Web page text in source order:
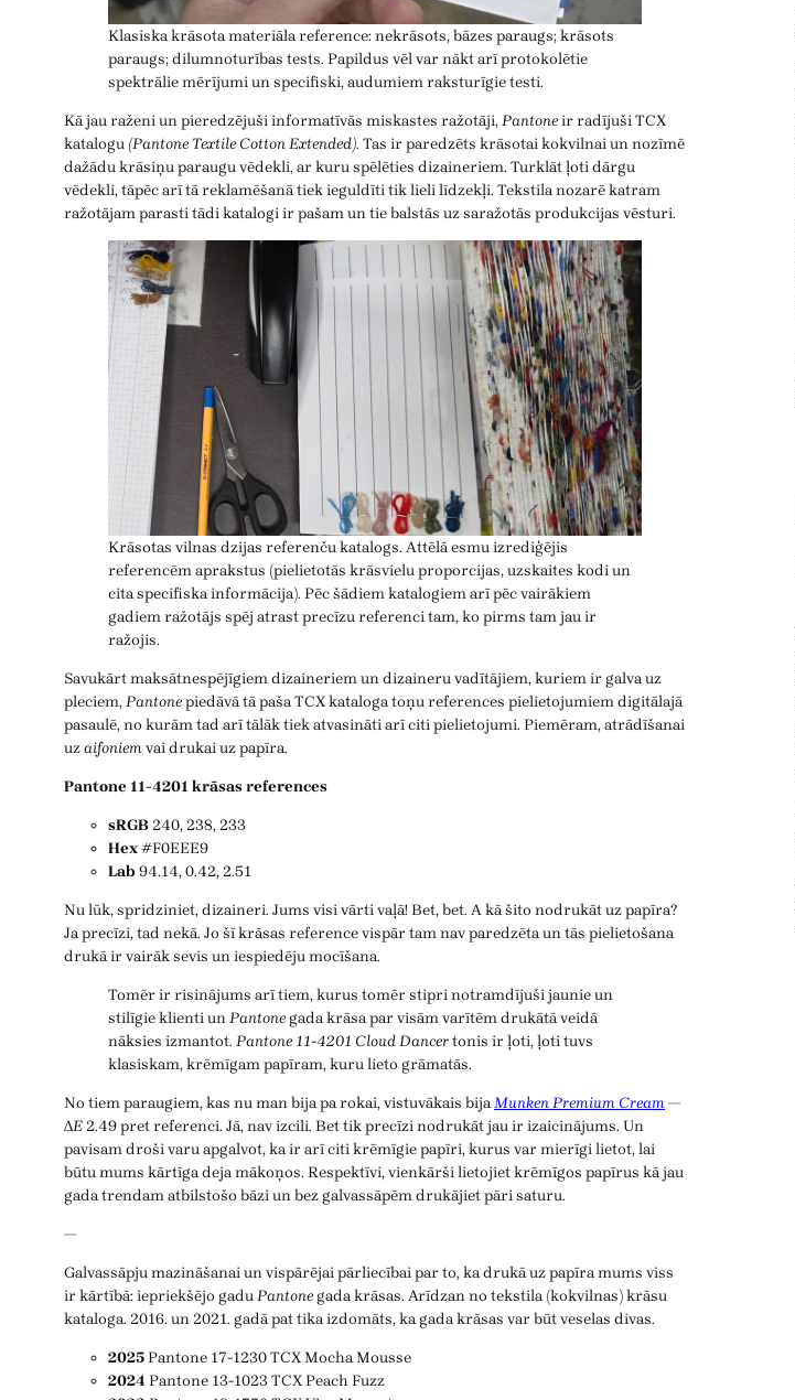
Klasiska krāsota materiāla reference: nekrāsots, bāzes paraugs; krāsots
paraugs; dilumnoturības tests. Papildus vēl var nākt arī protokolētie
spektrālie mērījumi un specifiski, audumiem raksturīgie testi.
Kā jau raženi un pieredzējuši informatīvās miskastes ražotāji,Pantoneir radījuši TCX
katalogu (Pantone Textile Cotton Extended). Tas ir paredzēts krāsotai kokvilnai un nozīmē
dažādu krāsiņu paraugu vēdekli, ar kuru spēlēties dizaineriem. Turklāt ļoti dārgu
vēdekli, tāpēc arī tā reklamēšanā tiek ieguldīti tik lieli līdzekļi. Tekstila nozarē katram
ražotājam parasti tādi katalogi ir pašam un tie balstās uz saražotās produkcijas vēsturi.
Krāsotas vilnas dzijas referenču katalogs. Attēlā esmu izrediģējis
referencēm aprakstus (pielietotās krāsvielu proporcijas, uzskaites kodi un
cita specifiska informācija). Pēc šādiem katalogiem arī pēc vairākiem
gadiem ražotājs spēj atrast precīzu referenci tam, ko pirms tam jau ir
ražojis.
Savukārt maksātnespējīgiem dizaineriem un dizaineru vadītājiem, kuriem ir galva uz
pleciem,Pantonepiedāvā tā paša TCX kataloga toņu references pielietojumiem digitālajā
pasaulē, no kurām tad arī tālāk tiek atvasināti arī citi pielietojumi. Piemēram, atrādīšanai
uzaifoniemvai drukai uz papīra.
Pantone 11-4201 krāsas references
sRGB240, 238, 233
Hex#F0EEE9
Lab94.14, 0.42, 2.51
Nu lūk, spridziniet, dizaineri. Jums visi vārti vaļā! Bet, bet. A kā šito nodrukāt uz papīra?
Ja precīzi, tad nekā. Jo šī krāsas reference vispār tam nav paredzēta un tās pielietošana
drukā ir vairāk sevis un iespiedēju mocīšana.
Tomēr ir risinājums arī tiem, kurus tomēr stipri notramdījuši jaunie un
stilīgie klienti unPantonegada krāsa par visām varītēm drukātā veidā
nāksies izmantot. Pantone 11-4201 Cloud Dancertonis ir ļoti, ļoti tuvs
klasiskam, krēmīgam papīram, kuru lieto grāmatās.
No tiem paraugiem, kas nu man bija pa rokai, vistuvākais bijaMunken Premium Cream—
ΔE2.49 pret referenci. Jā, nav izcili. Bet tik precīzi nodrukāt jau ir izaicinājums. Un
pavisam droši varu apgalvot, ka ir arī citi krēmīgie papīri, kurus var mierīgi lietot, lai
būtu mums kārtīga deja mākoņos. Respektīvi, vienkārši lietojiet krēmīgos papīrus kā jau
gada trendam atbilstošo bāzi un bez galvassāpēm drukājiet pāri saturu.
—
Galvassāpju mazināšanai un vispārējai pārliecībai par to, ka drukā uz papīra mums viss
ir kārtībā: iepriekšējo gaduPantonegada krāsas. Arīdzan no tekstila (kokvilnas) krāsu
kataloga. 2016. un 2021. gadā pat tika izdomāts, ka gada krāsas var būt veselas divas.
2025Pantone 17-1230 TCX Mocha Mousse
2024 Pantone 13-1023 TCX Peach Fuzz